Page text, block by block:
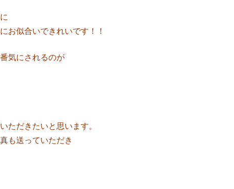
お似合いできれいです！！
気にされるのが
ただきたいと思います。
も送っていただき